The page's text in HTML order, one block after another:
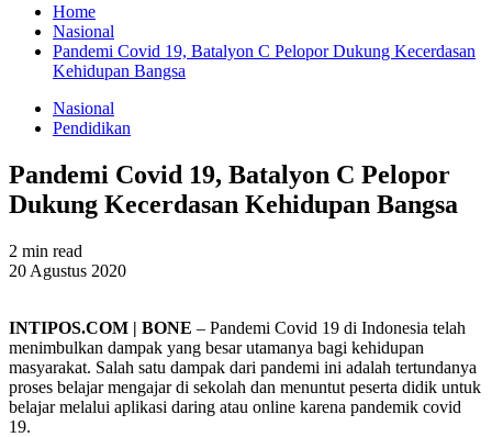
Home
Nasional
Pandemi Covid 19, Batalyon C Pelopor Dukung Kecerdasan
Kehidupan Bangsa
Nasional
Pendidikan
Pandemi Covid 19, Batalyon C Pelopor
Dukung Kecerdasan Kehidupan Bangsa
2 min read
20 Agustus 2020
INTIPOS.COM | BONE – Pandemi Covid 19 di Indonesia telah
menimbulkan dampak yang besar utamanya bagi kehidupan
masyarakat. Salah satu dampak dari pandemi ini adalah tertundanya
proses belajar mengajar di sekolah dan menuntut peserta didik untuk
belajar melalui aplikasi daring atau online karena pandemik covid
19.